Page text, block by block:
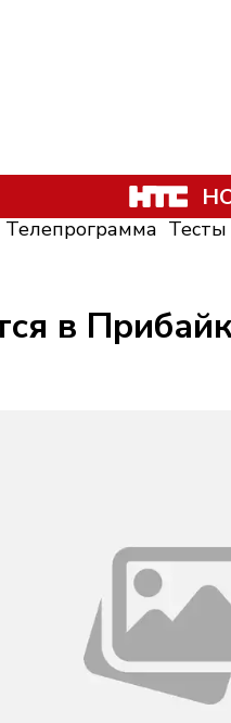
Телепрограмма Тесты
в